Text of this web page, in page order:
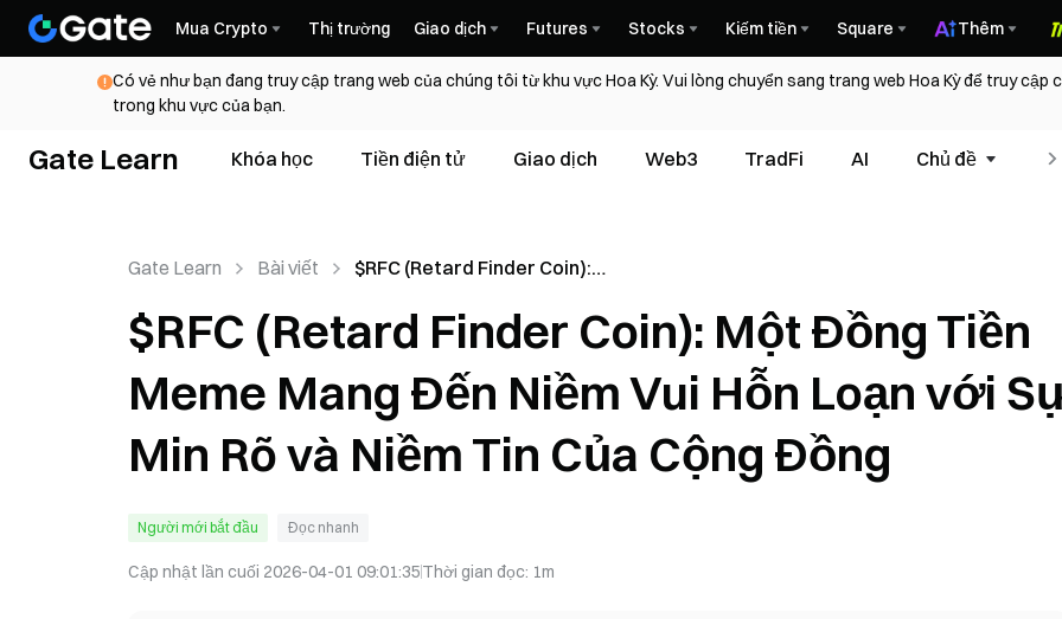
Mua Crypto Thị trường Giao dịch Futures Stocks Kiếm tiền Square Thêm
Có vẻ như bạn đang truy cập trang web của chúng tôi từ khu vực Hoa Kỳ. Vui lòng chuyển sang trang web Hoa Kỳ để truy cập
trong khu vực của bạn.
Gate Learn Khóa học Tiền điện tử Giao dịch Web3 TradFi AI Chủ đề
Gate Learn Bài viết
$RFC (Retard Finder Coin):
Đến Niềm Vui Hỗn Loạn với Sự
Min Rõ và Niềm Tin Của Cộng
Đồng
$RFC (Retard Finder Coin): Một Đồng Tiền
Meme Mang Đến Niềm Vui Hỗn Loạn với
Min Rõ và Niềm Tin Của Cộng Đồng
Người mới bắt đầu Đọc nhanh
Cập nhật lần cuối 2026-04-01 09:01:35Thời gian đọc: 1m